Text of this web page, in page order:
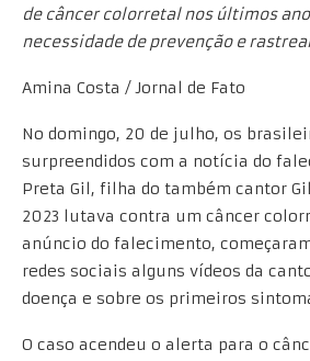
de câncer colorretal nos últimos
necessidade de prevenção e
Amina Costa / Jornal de Fato
No domingo, 20 de julho, os
surpreendidos com a notícia do
Preta Gil, filha do também cantor
2023 lutava contra um câncer
anúncio do falecimento,
redes sociais alguns vídeos da
doença e sobre os primeiros
O caso acendeu o alerta para o